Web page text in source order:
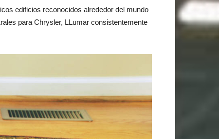
edificios reconocidos alrededor del mundo
para Chrysler, LLumar consistentemente